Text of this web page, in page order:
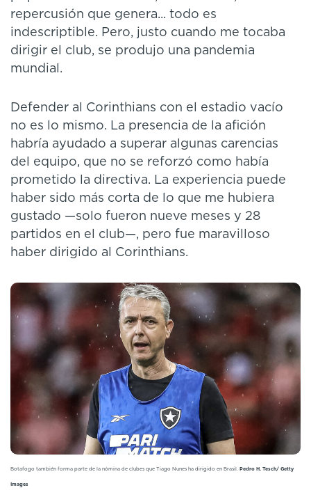
repercusión que genera... todo es
indescriptible. Pero, justo cuando me tocaba
dirigir el club, se produjo una pandemia
mundial.
Defender al Corinthians con el estadio vacío
no es lo mismo. La presencia de la afición
habría ayudado a superar algunas carencias
del equipo, que no se reforzó como había
prometido la directiva. La experiencia puede
haber sido más corta de lo que me hubiera
gustado —solo fueron nueve meses y 28
partidos en el club—, pero fue maravilloso
haber dirigido al Corinthians.
Botafogo también forma parte de la nómina de clubes que Tiago Nunes ha dirigido en Brasil. Pedro H. Tesch/ Getty
Images